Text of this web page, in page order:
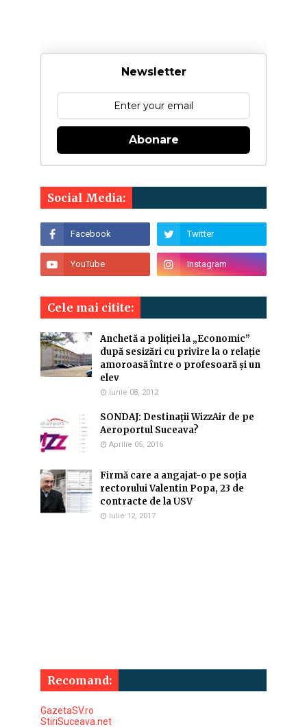
Newsletter
Abonare
Social Media:
Cele mai citite:
Anchetă a poliției la „Economic”
după sesizări cu privire la o relație
amoroasă între o profesoară și un
elev
Iunie 08, 2012
SONDAJ: Destinaţii WizzAir de pe
Aeroportul Suceava?
Aprilie 05, 2016
Firmă care a angajat-o pe soția
rectorului Valentin Popa, 23 de
contracte de la USV
Iulie 12, 2017
Recomand:
GazetaSV.ro
StiriSuceava.net